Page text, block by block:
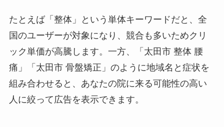
たとえば「整体」という単体キーワードだと、全
国のユーザーが対象になり、競合も多いためクリ
ック単価が高騰します。一方、「太田市 整体 腰
痛」「太田市 骨盤矯正」のように地域名と症状を
組み合わせると、あなたの院に来る可能性の高い
人に絞って広告を表示できます。